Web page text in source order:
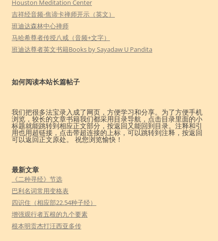
Houston Meditation Center
吉祥经音频-焦谛卡禅师开示（英文）
班迪达森林中心禅师
马哈希尊者传授八戒（音频+文字）
班迪达尊者英文书籍Books by Sayadaw U Pandita
如何阅读本站长篇帖子
我们把很多法宝录入成了网页，方便学习和分享。为了方便手机
浏览，较长的文章书籍我们都采用目录导航，点击目录里面的小
标题就能跳转到相应正文部分，按返回又能回到目录。注释和引
用也用超链接，点击带超连接的上标，可以跳转到注释，按返回
可以返回正文原处。 祝您浏览愉快！
最新文章
《二种寻经》节选
巴利名词常用变格表
四识住（相应部22.54种子经）
增强观行者五根的九个要素
根本明贡杰打汪西亚多传